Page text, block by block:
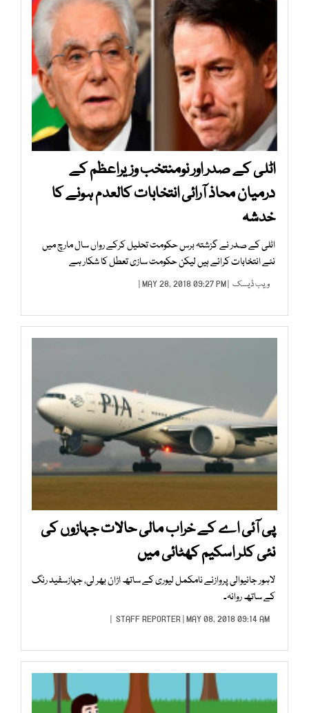
اٹلی کے صدر اور نومنتخب وزیراعظم کے
درمیان محاذ آرائی انتخابات کالعدم ہونے کا
خدشہ
اٹلی کے صدر نے گزشتہ برس حکومت تحلیل کرکے رواں سال مارچ میں
نئے انتخابات کرائے ہیں لیکن حکومت سازی تعطل کا شکار ہے
ویب ڈیسک
پی آئی اے کے خراب مالی حالات جہازوں کی
نئی کلر اسکیم کھٹائی میں
لاہور جانیوالی پروازنے نامکمل لیوری کے ساتھ اڑان بھر لی، جہازسفید رنگ
کے ساتھ روانہ۔
STAFF REPORTER | MAY 08, 2018 09:14 AM |